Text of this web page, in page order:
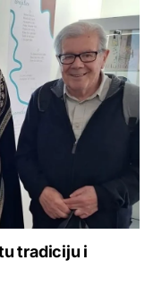
tradiciju i